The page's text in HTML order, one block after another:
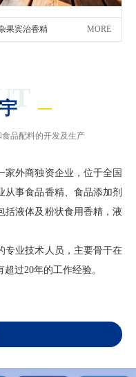
果宾治香精 MORE
品配料的开发及生产
家外商独资企业，位于全国
从事食品香精、食品添加剂
括液体及粉状食用香精，液
专业技术人员，主要骨干在
过20年的工作经验。